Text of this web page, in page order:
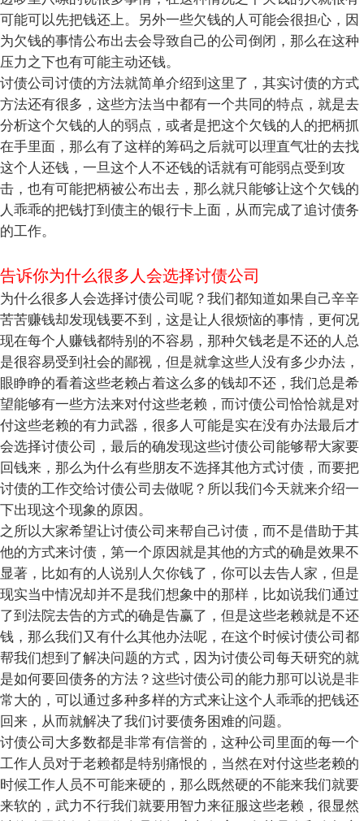
可能可以先把钱还上。另外一些欠钱的人可能会很担心，因
为欠钱的事情公布出去会导致自己的公司倒闭，那么在这种
压力之下也有可能主动还钱。
讨债公司讨债的方法就简单介绍到这里了，其实讨债的方式
方法还有很多，这些方法当中都有一个共同的特点，就是去
分析这个欠钱的人的弱点，或者是把这个欠钱的人的把柄抓
在手里面，那么有了这样的筹码之后就可以理直气壮的去找
这个人还钱，一旦这个人不还钱的话就有可能弱点受到攻
击，也有可能把柄被公布出去，那么就只能够让这个欠钱的
人乖乖的把钱打到债主的银行卡上面，从而完成了追讨债务
的工作。
告诉你为什么很多人会选择讨债公司
为什么很多人会选择讨债公司呢？我们都知道如果自己辛辛
苦苦赚钱却发现钱要不到，这是让人很烦恼的事情，更何况
现在每个人赚钱都特别的不容易，那种欠钱老是不还的人总
是很容易受到社会的鄙视，但是就拿这些人没有多少办法，
眼睁睁的看着这些老赖占着这么多的钱却不还，我们总是希
望能够有一些方法来对付这些老赖，而讨债公司恰恰就是对
付这些老赖的有力武器，很多人可能是实在没有办法最后才
会选择讨债公司，最后的确发现这些讨债公司能够帮大家要
回钱来，那么为什么有些朋友不选择其他方式讨债，而要把
讨债的工作交给讨债公司去做呢？所以我们今天就来介绍一
下出现这个现象的原因。
之所以大家希望让讨债公司来帮自己讨债，而不是借助于其
他的方式来讨债，第一个原因就是其他的方式的确是效果不
显著，比如有的人说别人欠你钱了，你可以去告人家，但是
现实当中情况却并不是我们想象中的那样，比如说我们通过
了到法院去告的方式的确是告赢了，但是这些老赖就是不还
钱，那么我们又有什么其他办法呢，在这个时候讨债公司都
帮我们想到了解决问题的方式，因为讨债公司每天研究的就
是如何要回债务的方法？这些讨债公司的能力那可以说是非
常大的，可以通过多种多样的方式来让这个人乖乖的把钱还
回来，从而就解决了我们讨要债务困难的问题。
讨债公司大多数都是非常有信誉的，这种公司里面的每一个
工作人员对于老赖都是特别痛恨的，当然在对付这些老赖的
时候工作人员不可能来硬的，那么既然硬的不能来我们就要
来软的，武力不行我们就要用智力来征服这些老赖，很显然